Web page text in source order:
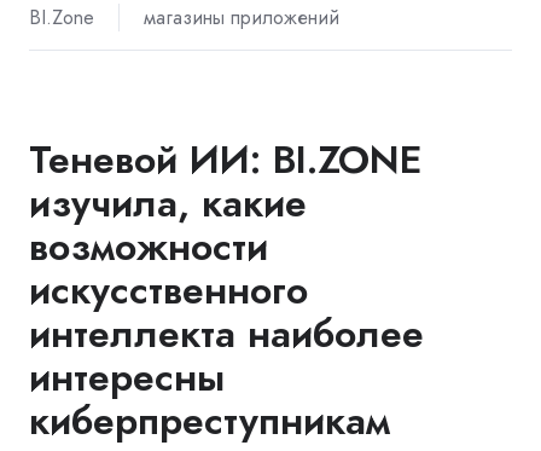
BI.Zone
магазины приложений
Теневой ИИ: BI.ZONE
изучила, какие
возможности
искусственного
интеллекта наиболее
интересны
киберпреступникам